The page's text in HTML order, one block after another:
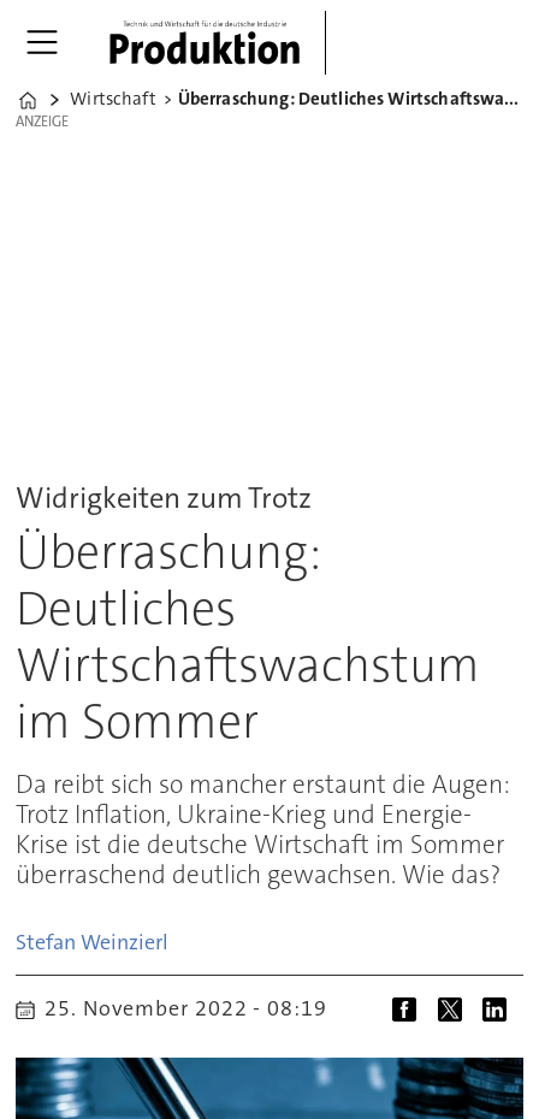
Home
Wirtschaft Überraschung: Deutliches Wirtschaftswachstum im Sommer
ANZEIGE
ANZEIGE
Widrigkeiten zum Trotz
Überraschung:
Deutliches
Wirtschaftswachstum
im Sommer
Da reibt sich so mancher erstaunt die Augen:
Trotz Inflation, Ukraine-Krieg und Energie-
Krise ist die deutsche Wirtschaft im Sommer
überraschend deutlich gewachsen. Wie das?
Stefan Weinzierl
25. November 2022 - 08:19